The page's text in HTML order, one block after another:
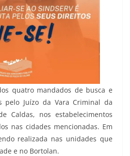
quatro mandados de busca e
pelo Juízo da Vara Criminal da
Caldas, nos estabelecimentos
nas cidades mencionadas. Em
realizada nas unidades que
e no Bortolan.